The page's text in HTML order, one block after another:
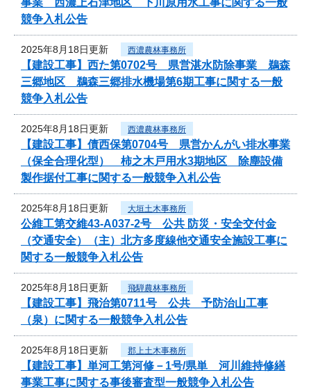
競争入札公告
2025年8月18日更新 西濃農林事務所
【建設工事】西た第0702号 県営湛水防除事業 鵜森
三郷地区 鵜森三郷排水機場第6期工事に関する一般
競争入札公告
2025年8月18日更新 西濃農林事務所
【建設工事】債西保第0704号 県営かんがい排水事業
（保全合理化型） 柿之木戸用水3期地区 除塵設備
製作据付工事に関する一般競争入札公告
2025年8月18日更新 大垣土木事務所
公維工第交維43-A037-2号 公共 防災・安全交付金
（交通安全）（主）北方多度線他交通安全施設工事に
関する一般競争入札公告
2025年8月18日更新 飛騨農林事務所
【建設工事】飛治第0711号 公共 予防治山工事
（泉）に関する一般競争入札公告
2025年8月18日更新 郡上土木事務所
【建設工事】単河工第河修－1号/県単 河川維持修繕
事業工事に関する事後審査型一般競争入札公告